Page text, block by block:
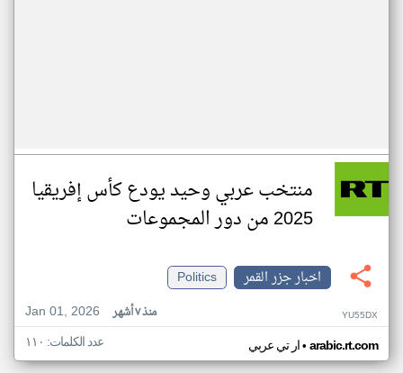
منتخب عربي وحيد يودع كأس إفريقيا
2025 من دور المجموعات
اخبار جزر القمر
Politics
Jan 01, 2026
منذ ٧ أشهر YU55DX
ار تي عربي• arabic.rt.com عدد الكلمات: ١١٠